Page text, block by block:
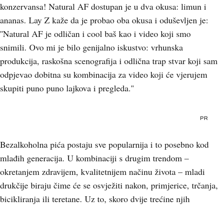
konzervansa! Natural AF dostupan je u dva okusa: limun i
ananas. Lay Z kaže da je probao oba okusa i oduševljen je:
''Natural AF je odličan i cool baš kao i video koji smo
snimili. Ovo mi je bilo genijalno iskustvo: vrhunska
produkcija, raskošna scenografija i odlična trap stvar koji sam
odpjevao dobitna su kombinacija za video koji će vjerujem
skupiti puno puno lajkova i pregleda.''
PR
Bezalkoholna pića postaju sve popularnija i to posebno kod
mlađih generacija. U kombinaciji s drugim trendom –
okretanjem zdravijem, kvalitetnijem načinu života – mladi
drukčije biraju čime će se osvježiti nakon, primjerice, trčanja,
bicikliranja ili teretane. Uz to, skoro dvije trećine njih